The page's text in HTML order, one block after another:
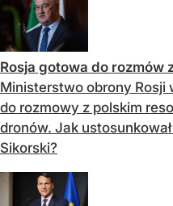
Rosja gotowa do rozmów
Ministerstwo obrony Rosji
do rozmowy z polskim
dronów. Jak
Sikorski?